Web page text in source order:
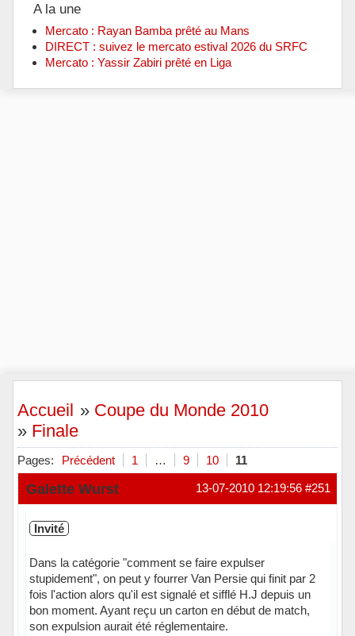
A la une
Mercato : Rayan Bamba prêté au Mans
DIRECT : suivez le mercato estival 2026 du SRFC
Mercato : Yassir Zabiri prêté en Liga
Accueil » Coupe du Monde 2010
» Finale
Pages: Précédent 1 … 9 10 11
#251
13-07-2010 12:19:56
Galette Wurst
Invité
Dans la catégorie "comment se faire expulser
stupidement", on peut y fourrer Van Persie qui finit par 2
fois l'action alors qu'il est signalé et sifflé H.J depuis un
bon moment. Ayant reçu un carton en début de match,
son expulsion aurait été réglementaire.